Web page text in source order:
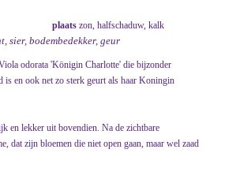
plaats zon, halfschaduw, kalk
sier, bodembedekker, geur
odorata 'Königin Charlotte' die bijzonder
is en ook net zo sterk geurt als haar Koningin
en lekker uit bovendien. Na de zichtbare
dat zijn bloemen die niet open gaan, maar wel zaad